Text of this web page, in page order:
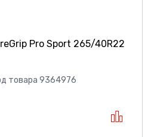
Pro Sport 265/40R22
товара 9364976